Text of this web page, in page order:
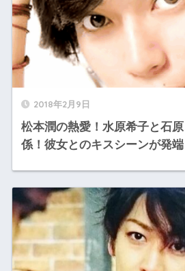
2018年2月9日
松本潤の熱愛！水原希子と石
係！彼女とのキスシーンが発端